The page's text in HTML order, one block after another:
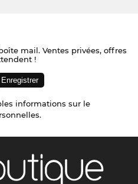
mail. Ventes privées, offres
!
informations sur le